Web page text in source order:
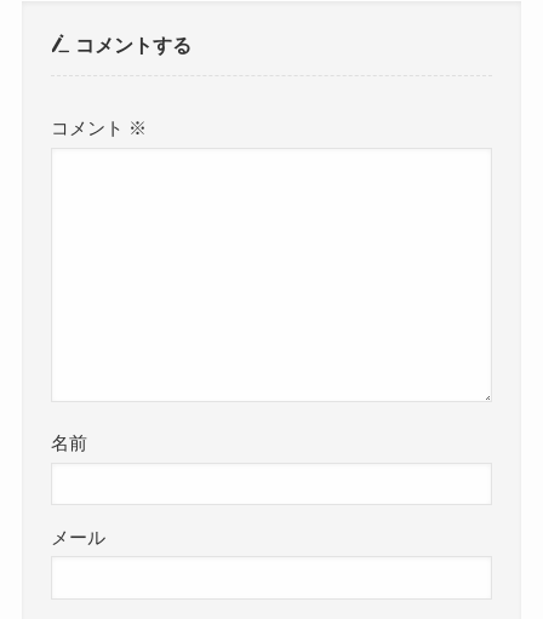
コメントする
コメント ※
名前
メール